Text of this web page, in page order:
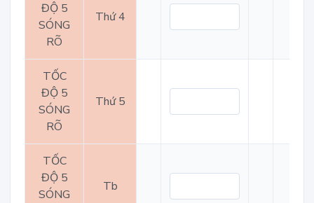
ĐỘ 5
SÓNG
RÕ
Thứ 4
TỐC
ĐỘ 5
SÓNG
RÕ
Thứ 5
TỐC
ĐỘ 5
SÓNG
Tb